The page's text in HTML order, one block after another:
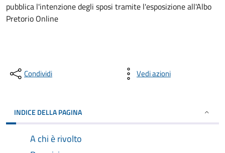
pubblica l'intenzione degli sposi tramite l'esposizione all'Albo
Pretorio Online
Condividi Vedi azioni
INDICE DELLA PAGINA
A chi è rivolto